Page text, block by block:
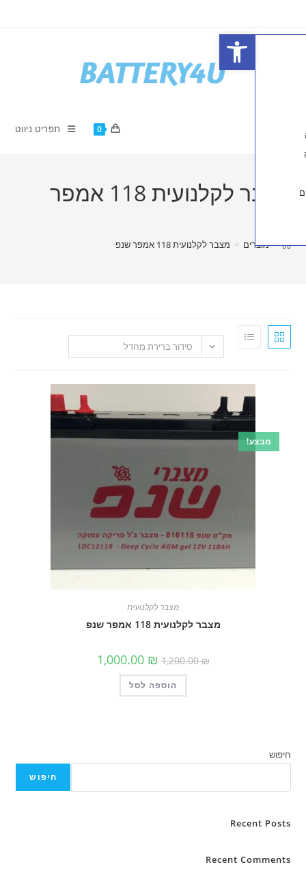
פתח סרגל נגישות
תפריט ניווט
מצבר לקלנועית 118 אמפר
> מצבר לקלנועית 118 אמפר שנפ
סידור ברירת מחדל
מצבר לקלנועית
מצבר לקלנועית 118 אמפר שנפ
המחיר
המקורי
1,200.00 ₪.
1,000.00₪ המחיר
הנוכחי
הוא:
1,000.00 ₪.
Recent